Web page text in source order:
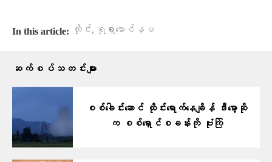
In this article: ထိုင်း, ရုရှားမောင်နှမ
ဆက်စပ်သတင်းများ
စစ်ခေါင်းဆောင် ထိုင်းရောက်နေချိန် ဒီးမော့ဆို
က စစ်ရှောင်စခန်းကို ဗုံးကြဲ